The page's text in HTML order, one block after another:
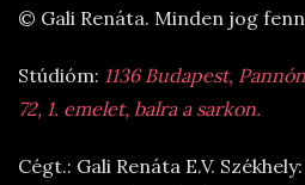
© Gali Renáta. Minden jog
Stúdióm: 1136 Budapest,
72, 1. emelet, balra a sarkon.
Cégt.: Gali Renáta E.V.